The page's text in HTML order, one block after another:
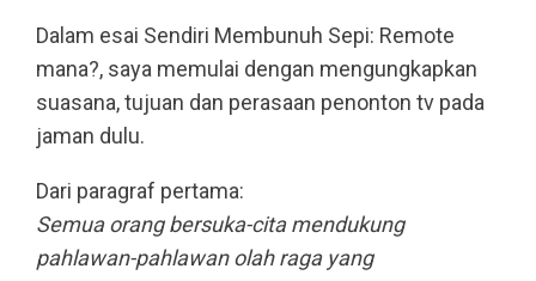
Dalam esai Sendiri Membunuh Sepi: Remote
mana?, saya memulai dengan mengungkapkan
suasana, tujuan dan perasaan penonton tv pada
jaman dulu.
Dari paragraf pertama:
Semua orang bersuka-cita mendukung
pahlawan-pahlawan olah raga yang